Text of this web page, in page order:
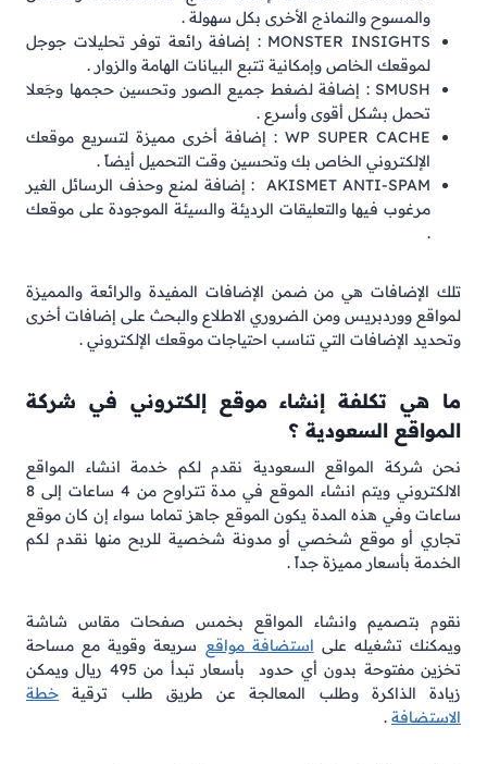
والمسوح والنماذج الأخرى بكل سهولة .
MONSTER INSIGHTS : إضافة رائعة توفر تحليلات جوجل
لموقعك الخاص وإمكانية تتبع البيانات الهامة والزوار .
SMUSH : إضافة لضغط جميع الصور وتحسين حجمها وجَعلا
تحمل بشكل أقوى وأسرع .
WP SUPER CACHE : إضافة أخرى مميزة لتسريع موقعك
الإلكتروني الخاص بك وتحسين وقت التحميل أيضاً .
AKISMET ANTI-SPAM : إضافة لمنع وحذف الرسائل الغير
مرغوب فيها والتعليقات الرديئة والسيئة الموجودة على موقعك
.
تلك الإضافات هي من ضمن الإضافات المفيدة والرائعة والمميزة
لمواقع ووردبريس ومن الضروري الاطلاع والبحث على إضافات أخرى
وتحديد الإضافات التي تناسب احتياجات موقعك الإلكتروني .
ما هي تكلفة إنشاء موقع إلكتروني في شركة
المواقع السعودية ؟
نحن شركة المواقع السعودية نقدم لكم خدمة انشاء المواقع
الالكتروني ويتم انشاء الموقع في مدة تتراوح من 4 ساعات إلى 8
ساعات وفي هذه المدة يكون الموقع جاهز تماما سواء إن كان موقع
تجاري أو موقع شخصي أو مدونة شخصية للربح منها نقدم لكم
الخدمة بأسعار مميزة جداً .
نقوم بتصميم وانشاء المواقع بخمس صفحات مقاس شاشة
ويمكنك تشغيله على استضافة مواقع سريعة وقوية مع مساحة
تخزين مفتوحة بدون أي حدود بأسعار تبدأ من 495 ريال ويمكن
زيادة الذاكرة وطلب المعالجة عن طريق طلب ترقية خطة
الاستضافة .